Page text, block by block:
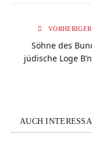
Söhne des
jüdische Loge
AUCH